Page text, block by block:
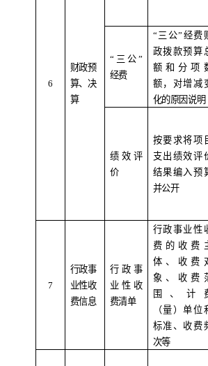
6
财政预
算、决
算
“三公 ”
经费
“三公” 经费
政拨款预算
额和分项
额，对增减
化的原因说明
绩效评
价
按要求将项
支出绩效评
结果编入预
并公开
7
行政事
业性收
费信息
行政事
业性收
费清单
行政事业性
费的收费
体、收费
象、收费
围、计
（量）单位
标准、收费
次等